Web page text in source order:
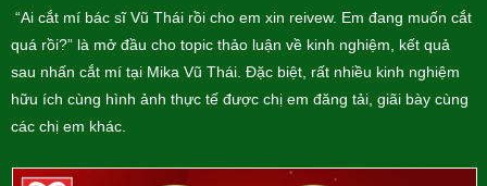
“Ai cắt mí bác sĩ Vũ Thái rồi cho em xin reivew. Em đang muốn cắt
quá rồi?” là mở đầu cho topic thảo luận về kinh nghiệm, kết quả
sau nhấn cắt mí tại Mika Vũ Thái. Đặc biệt, rất nhiều kinh nghiệm
hữu ích cùng hình ảnh thực tế được chị em đăng tải, giãi bày cùng
các chị em khác.